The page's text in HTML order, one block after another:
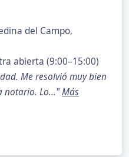
del Campo,
abierta (9:00–15:00)
Me resolvió muy bien
notario. Lo..."Más